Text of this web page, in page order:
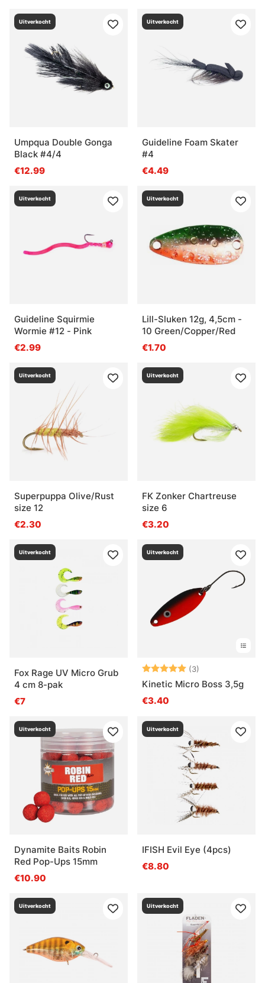
Uitverkocht
Umpqua Double Gonga
Black #4/4
€12.99
Uitverkocht
Guideline Foam Skater
#4
€4.49
Uitverkocht
Guideline Squirmie
Wormie #12 - Pink
€2.99
Uitverkocht
Lill-Sluken 12g, 4,5cm -
10 Green/Copper/Red
€1.70
Uitverkocht
Superpuppa Olive/Rust
size 12
€2.30
Uitverkocht
FK Zonker Chartreuse
size 6
€3.20
Uitverkocht
Fox Rage UV Micro Grub
4 cm 8-pak
€7
Uitverkocht
Beoordeling:
(3)
Kinetic Micro Boss 3,5g
€3.40
Uitverkocht
Dynamite Baits Robin
Red Pop-Ups 15mm
€10.90
Uitverkocht
IFISH Evil Eye (4pcs)
€8.80
Uitverkocht Uitverkocht